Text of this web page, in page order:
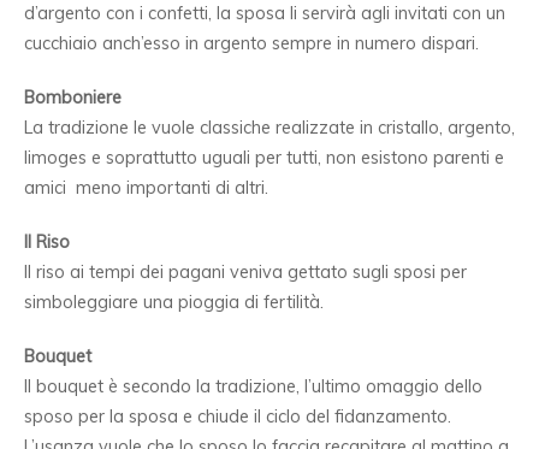
d’argento con i confetti, la sposa li servirà agli invitati con un
cucchiaio anch’esso in argento sempre in numero dispari.
Bomboniere
La tradizione le vuole classiche realizzate in cristallo, argento,
limoges e soprattutto uguali per tutti, non esistono parenti e
amici meno importanti di altri.
Il Riso
Il riso ai tempi dei pagani veniva gettato sugli sposi per
simboleggiare una pioggia di fertilità.
Bouquet
Il bouquet è secondo la tradizione, l’ultimo omaggio dello
sposo per la sposa e chiude il ciclo del fidanzamento.